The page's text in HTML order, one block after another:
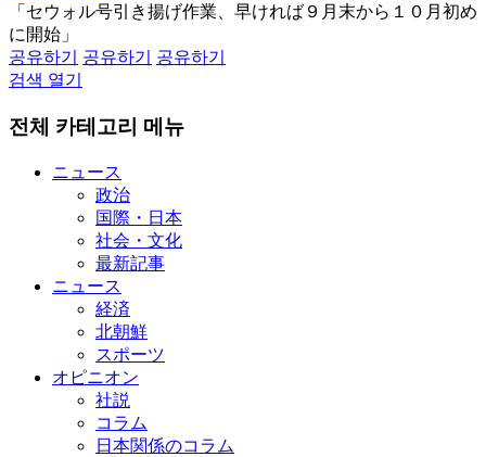
「セウォル号引き揚げ作業、早ければ９月末から１０月初め
に開始」
공유하기
공유하기
공유하기
검색 열기
전체 카테고리 메뉴
ニュース
政治
国際・日本
社会・文化
最新記事
ニュース
経済
北朝鮮
スポーツ
オピニオン
社説
コラム
日本関係のコラム